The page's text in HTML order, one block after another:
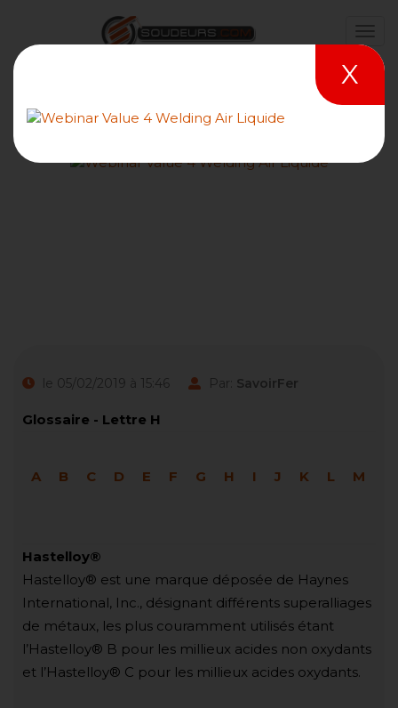
le 05/02/2019 à 15:46 Par: SavoirFer
Glossaire - Lettre H
A B C D E F G H I J K L M
Hastelloy®
Hastelloy® est une marque déposée de Haynes
International, Inc., désignant différents superalliages
de métaux, les plus couramment utilisés étant
l’Hastelloy® B pour les millieux acides non oxydants
et l’Hastelloy® C pour les millieux acides oxydants.
X